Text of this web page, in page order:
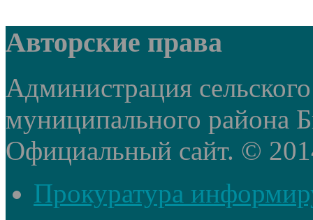
Авторские права
Администрация
муниципального района
Официальный сайт. ©
Прокуратура